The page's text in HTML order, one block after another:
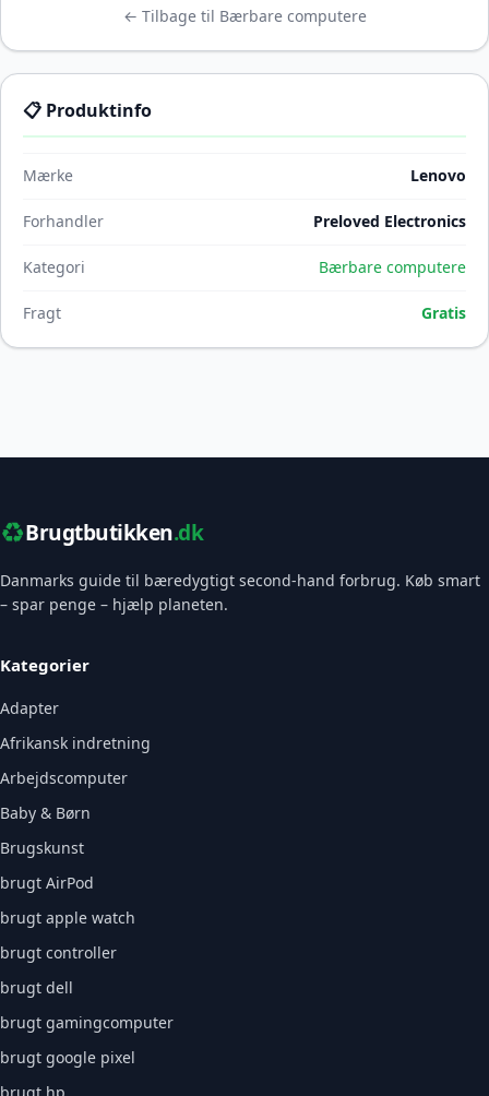
← Tilbage til Bærbare computere
📋 Produktinfo
Mærke Lenovo
Forhandler Preloved Electronics
Kategori Bærbare computere
Fragt Gratis
♻️Brugtbutikken.dk
Danmarks guide til bæredygtigt second-hand forbrug. Køb smart
– spar penge – hjælp planeten.
Kategorier
Adapter
Afrikansk indretning
Arbejdscomputer
Baby & Børn
Brugskunst
brugt AirPod
brugt apple watch
brugt controller
brugt dell
brugt gamingcomputer
brugt google pixel
brugt hp